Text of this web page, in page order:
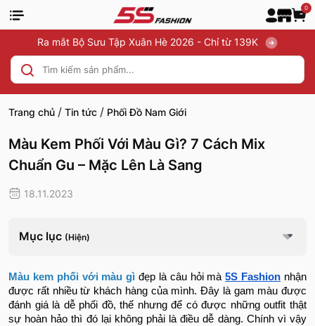
0
Ra mắt Bộ Sưu Tập Xuân Hè 2026 - Chỉ từ 139K
Trang chủ / Tin tức / Phối Đồ Nam Giới
Màu Kem Phối Với Màu Gì? 7 Cách Mix
Chuẩn Gu – Mặc Lên Là Sang
18.11.2023
Mục lục (Hiện)
Màu kem phối với màu gì đẹp là câu hỏi mà5S Fashion nhận
được rất nhiều từ khách hàng của mình. Đây là gam màu được
đánh giá là dễ phối đồ, thế nhưng để có được những outfit thật
sự hoàn hảo thì đó lại không phải là điều dễ dàng. Chính vì vậy